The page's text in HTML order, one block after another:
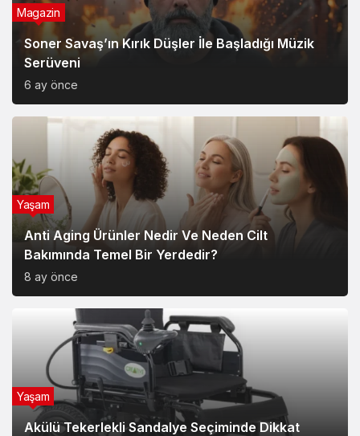
Soner Savaş’ın Kırık Düşler İle Başladığı Müzik
Serüveni
6 ay önce
Magazin
Anti Aging Ürünler Nedir Ve Neden Cilt
Bakımında Temel Bir Yerdedir?
8 ay önce
Yaşam
Akülü Tekerlekli Sandalye Seçiminde Dikkat
Yaşam